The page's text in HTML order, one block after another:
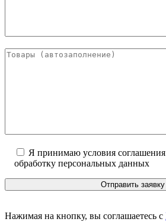
Я принимаю условия соглашения
обработку персональных данных
Нажимая на кнопку, вы соглашаетесь с